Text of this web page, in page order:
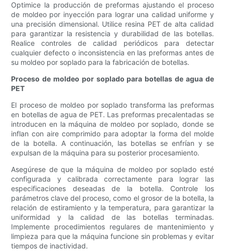
Optimice la producción de preformas ajustando el proceso
de moldeo por inyección para lograr una calidad uniforme y
una precisión dimensional. Utilice resina PET de alta calidad
para garantizar la resistencia y durabilidad de las botellas.
Realice controles de calidad periódicos para detectar
cualquier defecto o inconsistencia en las preformas antes de
su moldeo por soplado para la fabricación de botellas.
Proceso de moldeo por soplado para botellas de agua de
PET
El proceso de moldeo por soplado transforma las preformas
en botellas de agua de PET. Las preformas precalentadas se
introducen en la máquina de moldeo por soplado, donde se
inflan con aire comprimido para adoptar la forma del molde
de la botella. A continuación, las botellas se enfrían y se
expulsan de la máquina para su posterior procesamiento.
Asegúrese de que la máquina de moldeo por soplado esté
configurada y calibrada correctamente para lograr las
especificaciones deseadas de la botella. Controle los
parámetros clave del proceso, como el grosor de la botella, la
relación de estiramiento y la temperatura, para garantizar la
uniformidad y la calidad de las botellas terminadas.
Implemente procedimientos regulares de mantenimiento y
limpieza para que la máquina funcione sin problemas y evitar
tiempos de inactividad.